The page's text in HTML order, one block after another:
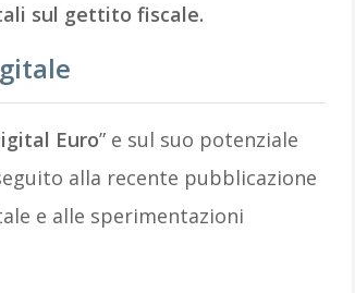
sul gettito fiscale.
Euro” e sul suo potenziale
alla recente pubblicazione
e alle sperimentazioni